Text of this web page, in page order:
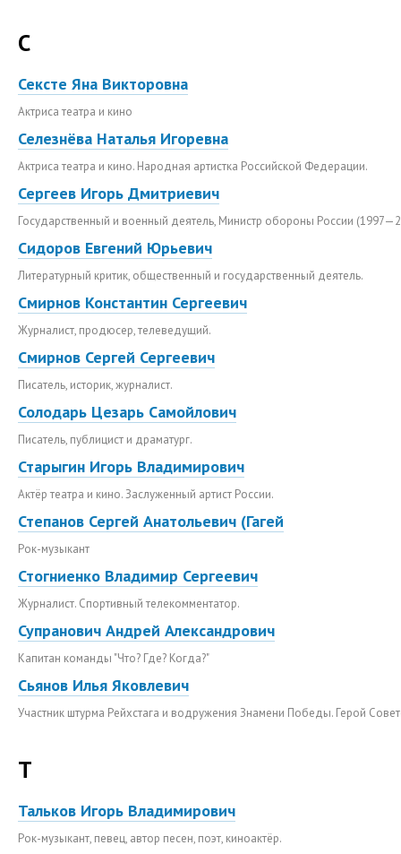
С
Сексте Яна Викторовна
Актриса театра и кино
Селезнёва Наталья Игоревна
Актриса театра и кино. Народная артистка Российской Федерации.
Сергеев Игорь Дмитриевич
Государственный и военный деятель, Министр обороны России
Сидоров Евгений Юрьевич
Литературный критик, общественный и государственный деятель.
Смирнов Константин Сергеевич
Журналист, продюсер, телеведущий.
Смирнов Сергей Сергеевич
Писатель, историк, журналист.
Солодарь Цезарь Самойлович
Писатель, публицист и драматург.
Старыгин Игорь Владимирович
Актёр театра и кино. Заслуженный артист России.
Степанов Сергей Анатольевич (Гагей
Рок-музыкант
Стогниенко Владимир Сергеевич
Журналист. Спортивный телекомментатор.
Супранович Андрей Александрович
Капитан команды "Что? Где? Когда?"
Сьянов Илья Яковлевич
Участник штурма Рейхстага и водружения Знамени Победы. Герой
Т
Тальков Игорь Владимирович
Рок-музыкант, певец, автор песен, поэт, киноактёр.